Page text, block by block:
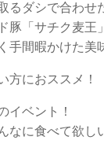
るダシで合わせ
豚「サチク麦王
手間暇かけた美
方におススメ！
イベント！
なに食べて欲し